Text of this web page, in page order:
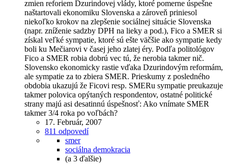
zmien reforiem Dzurindovej vlády, ktoré pomerne úspešne
naštartovali ekonomiku Slovenska a zároveň priniesol
niekoľko krokov na zlepšenie sociálnej situácie Slovenska
(napr. zníženie sadzby DPH na lieky a pod.), Fico a SMER si
získal veľké sympatie, ktoré sú ešte väčšie ako sympatie kedy
boli ku Mečiarovi v časej jeho zlatej éry. Podľa politológov
Fico a SMER robia dobrú vec tú, že nerobia takmer nič.
Slovensko ekonomicky rastie vďaka Dzurindovým reformám,
ale sympatie za to zbiera SMER. Prieskumy z posledného
obdobia ukazujú že Ficovi resp. SMERu sympatie preukazuje
takmer polovica opýtaných respondentov, ostatné politické
strany majú asi desatinnú úspešnosť: Ako vnímate SMER
takmer 3/4 roka po voľbách?
17. Február, 2007
811 odpovedí
smer
sociálna demokracia
(a 3 ďalšie)